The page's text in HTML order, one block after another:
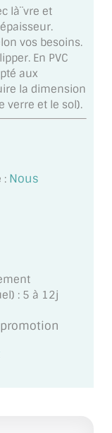
là¨vre et
vos besoins.
En PVC
aux
la dimension
verre et le sol).
: Nous
: 5 à 12j